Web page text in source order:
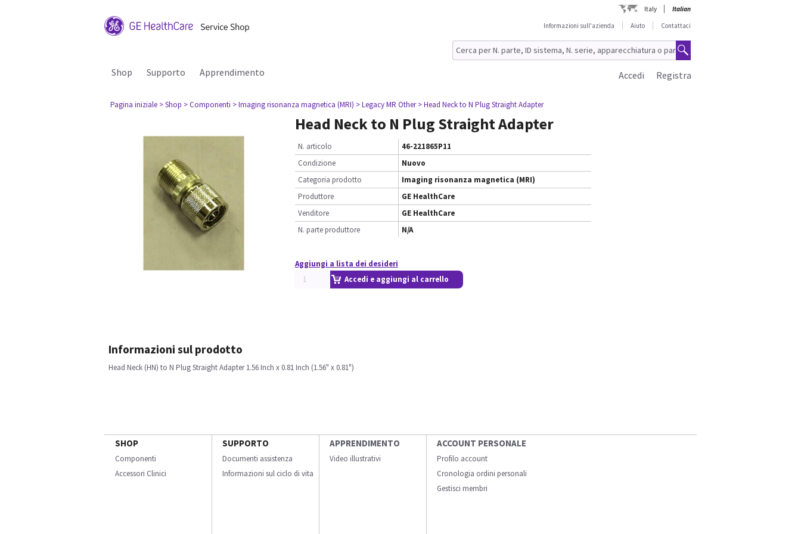
Italy
Italian
Informazioni sull'azienda
Aiuto Contattaci
Shop Supporto Apprendimento Registra
Accedi
Pagina iniziale > Shop > Componenti > Imaging risonanza magnetica (MRI) > Legacy MR Other > Head Neck to N Plug Straight Adapter
Head Neck to N Plug Straight Adapter
N. articolo
46-221865P11
Condizione
Nuovo
Categoria prodotto
Imaging risonanza magnetica (MRI)
Produttore
GE HealthCare
Venditore
GE HealthCare
N. parte produttore
N/A
Aggiungi a lista dei desideri
Accedi e aggiungi al carrello
Informazioni sul prodotto
Head Neck (HN) to N Plug Straight Adapter 1.56 Inch x 0.81 Inch (1.56" x 0.81")
SHOP
Componenti
Accessori Clinici
SUPPORTO
Documenti assistenza
Informazioni sul ciclo di vita
APPRENDIMENTO
Video illustrativi
ACCOUNT PERSONALE
Profilo account
Cronologia ordini personali
Gestisci membri